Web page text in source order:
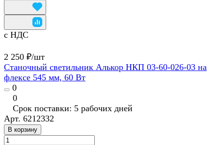
с НДС
2 250 ₽/шт
Станочный светильник Алькор НКП 03-60-026-03 на
флексе 545 мм, 60 Вт
0
0
Срок поставки: 5 рабочих дней
Арт. 6212332
В корзину